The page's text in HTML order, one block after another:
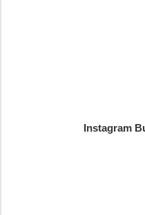
Instagram